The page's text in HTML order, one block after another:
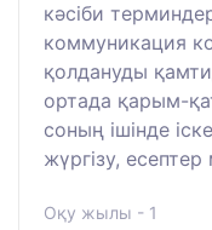
кәсіби
коммуникация
қолдануды
ортада қарым-
соның ішінде
жүргізу,
Оқу жылы - 1